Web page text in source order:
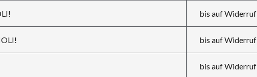
bis auf Widerruf
bis auf Widerruf
bis auf Widerruf